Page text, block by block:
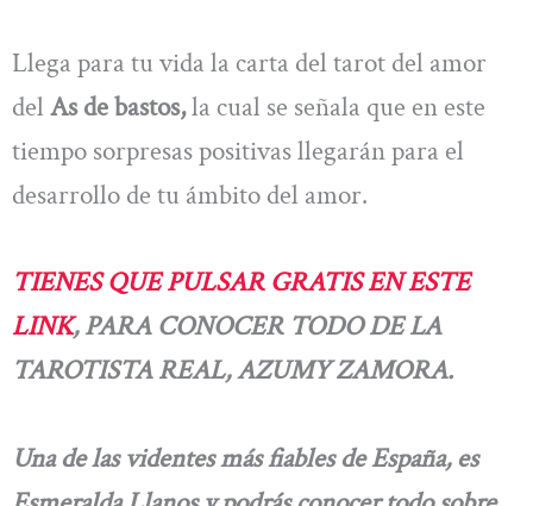
Llega para tu vida la carta del tarot del amor
del As de bastos,la cual se señala que en este
tiempo sorpresas positivas llegarán para el
desarrollo de tu ámbito del amor.
TIENES QUE PULSAR GRATIS EN ESTE
LINK, PARA CONOCER TODO DE LA
TAROTISTA REAL, AZUMY ZAMORA.
Una de las videntes más fiables de España, es